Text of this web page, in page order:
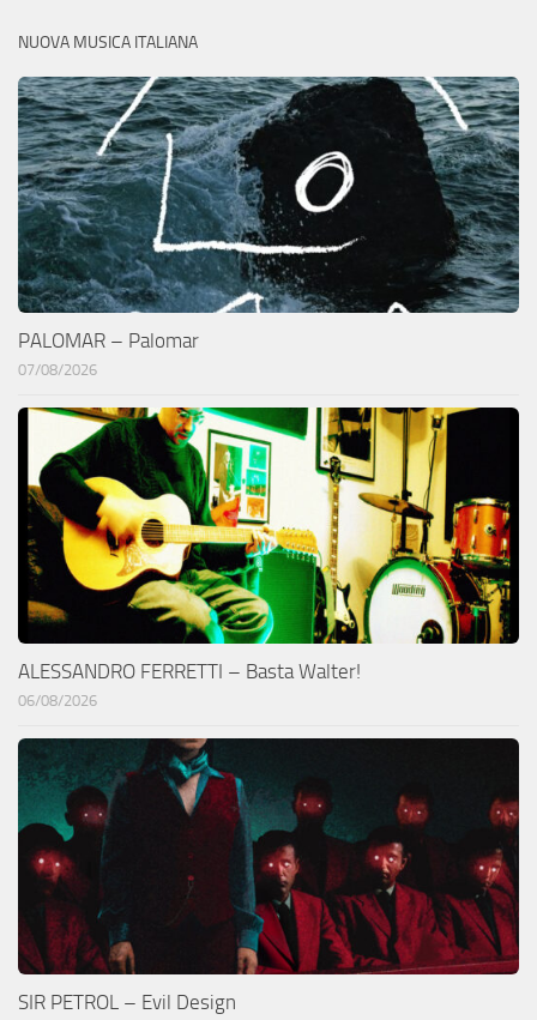
NUOVA MUSICA ITALIANA
PALOMAR – Palomar
07/08/2026
ALESSANDRO FERRETTI – Basta Walter!
06/08/2026
SIR PETROL – Evil Design